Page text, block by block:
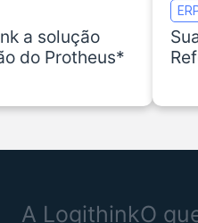
a solução
do Protheus*
A LogithinkO